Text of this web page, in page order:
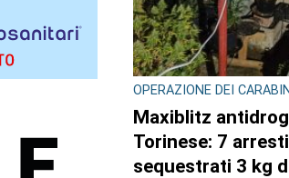
OPERAZIONE DEI
Maxiblitz
Torinese: 7
sequestrati 3 kg